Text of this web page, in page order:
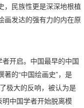
，民族性更是深深地根植
画发达的强有力的内在原
开启。中国最早的中国
的“中国绘画史”，是
极大的反响，被认为是
中国学者开始脱离模